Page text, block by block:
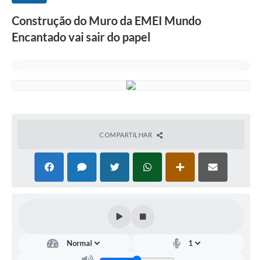
Construção do Muro da EMEI Mundo
Encantado vai sair do papel
COMPARTILHAR